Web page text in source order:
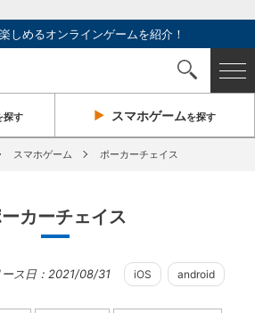
しめるオンラインゲームを紹介！
探す スマホゲームを探す
スマホゲーム ポーカーチェイス
カーチェイス
ース日：2021/08/31 iOS android